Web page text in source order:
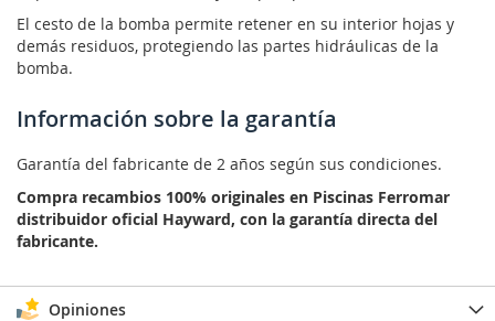
El cesto de la bomba permite retener en su interior hojas y
demás residuos, protegiendo las partes hidráulicas de la
bomba.
Información sobre la garantía
Garantía del fabricante de 2 años según sus condiciones.
Compra recambios 100% originales en Piscinas Ferromar
distribuidor oficial Hayward, con la garantía directa del
fabricante.
Opiniones